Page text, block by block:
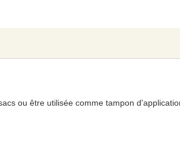
ou être utilisée comme tampon